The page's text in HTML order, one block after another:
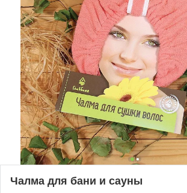
Чалма для бани и сауны